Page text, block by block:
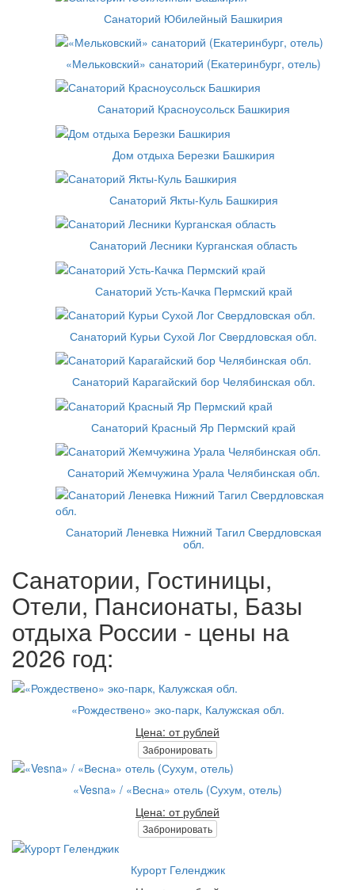
Санаторий Юбилейный Башкирия
«Мельковский» санаторий (Екатеринбург, отель)
Санаторий Красноусольск Башкирия
Дом отдыха Березки Башкирия
Санаторий Якты-Куль Башкирия
Санаторий Лесники Курганская область
Санаторий Усть-Качка Пермский край
Санаторий Курьи Сухой Лог Свердловская обл.
Санаторий Карагайский бор Челябинская обл.
Санаторий Красный Яр Пермский край
Санаторий Жемчужина Урала Челябинская обл.
Санаторий Леневка Нижний Тагил Свердловская
обл.
Санатории, Гостиницы,
Отели, Пансионаты, Базы
отдыха России - цены на
2026 год:
«Рождествено» эко-парк, Калужская обл.
Цена: от рублей
Забронировать
«Vesna» / «Весна» отель (Сухум, отель)
Цена: от рублей
Забронировать
Курорт Геленджик